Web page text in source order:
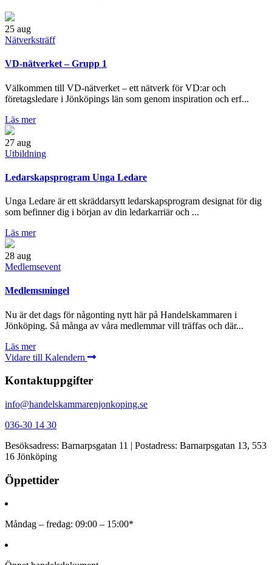
25 aug
Nätverksträff
VD-nätverket – Grupp 1
Välkommen till VD-nätverket – ett nätverk för VD:ar och
företagsledare i Jönköpings län som genom inspiration och erf...
Läs mer
27 aug
Utbildning
Ledarskapsprogram Unga Ledare
Unga Ledare är ett skräddarsytt ledarskapsprogram designat för dig
som befinner dig i början av din ledarkarriär och ...
Läs mer
28 aug
Medlemsevent
Medlemsmingel
Nu är det dags för någonting nytt här på Handelskammaren i
Jönköping. Så många av våra medlemmar vill träffas och där...
Läs mer
Vidare till Kalendern
Kontaktuppgifter
info@handelskammarenjonkoping.se
036-30 14 30
Besöksadress: Barnarpsgatan 11 | Postadress: Barnarpsgatan 13, 553
16 Jönköping
Öppettider
Måndag – fredag: 09:00 – 15:00*